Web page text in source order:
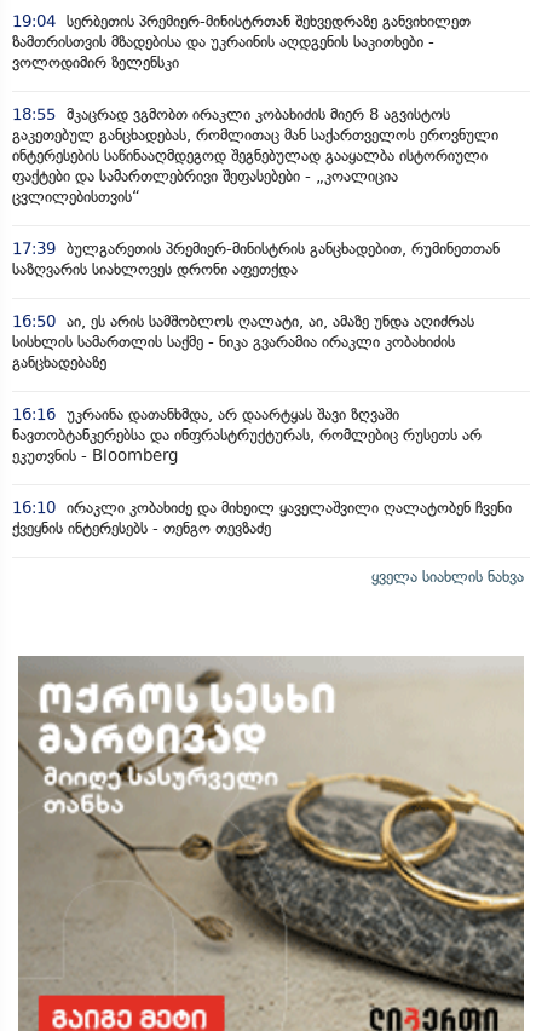
19:04 სერბეთის პრემიერ-მინისტრთან შეხვედრაზე განვიხილეთ
ზამთრისთვის მზადებისა და უკრაინის აღდგენის საკითხები -
ვოლოდიმირ ზელენსკი
18:55 მკაცრად ვგმობთ ირაკლი კობახიძის მიერ 8 აგვისტოს
გაკეთებულ განცხადებას, რომლითაც მან საქართველოს ეროვნული
ინტერესების საწინააღმდეგოდ შეგნებულად გააყალბა ისტორიული
ფაქტები და სამართლებრივი შეფასებები - „კოალიცია
ცვლილებისთვის“
17:39 ბულგარეთის პრემიერ-მინისტრის განცხადებით, რუმინეთთან
საზღვარის სიახლოვეს დრონი აფეთქდა
16:50 აი, ეს არის სამშობლოს ღალატი, აი, ამაზე უნდა აღიძრას
სისხლის სამართლის საქმე - ნიკა გვარამია ირაკლი კობახიძის
განცხადებაზე
16:16 უკრაინა დათანხმდა, არ დაარტყას შავი ზღვაში
ნავთობტანკერებსა და ინფრასტრუქტურას, რომლებიც რუსეთს არ
ეკუთვნის - Bloomberg
16:10 ირაკლი კობახიძე და მიხეილ ყაველაშვილი ღალატობენ ჩვენი
ქვეყნის ინტერესებს - თენგო თევზაძე
ყველა სიახლის ნახვა